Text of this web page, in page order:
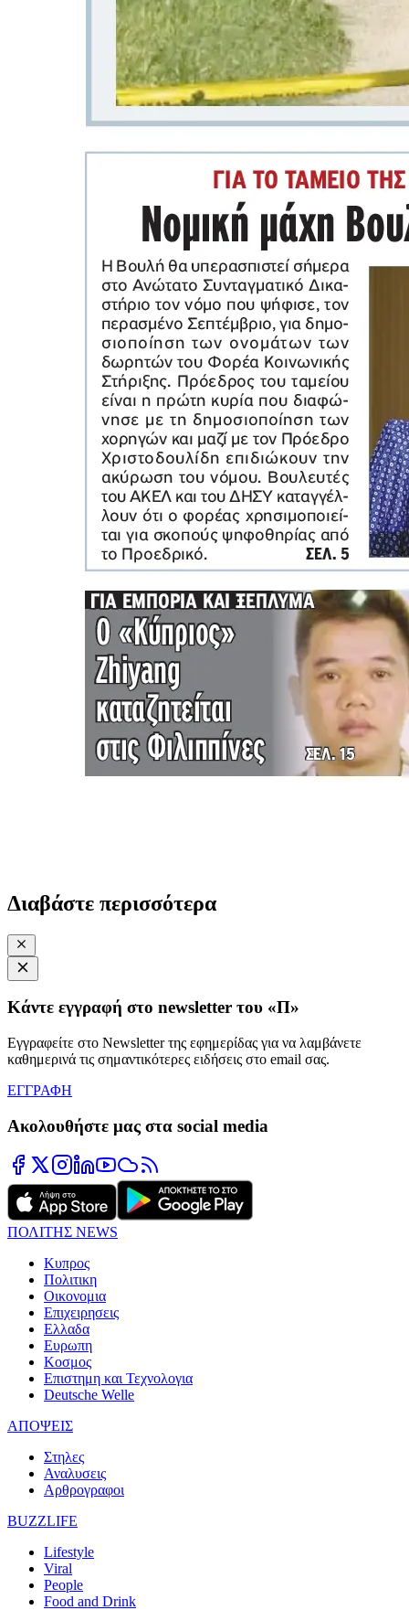
Διαβάστε περισσότερα
Κάντε εγγραφή στο newsletter του «Π»
Εγγραφείτε στο Newsletter της εφημερίδας για να λαμβάνετε
καθημερινά τις σημαντικότερες ειδήσεις στο email σας.
ΕΓΓΡΑΦΗ
Ακολουθήστε μας στα social media
ΠΟΛΙΤΗΣ NEWS
Κυπρος
Πολιτικη
Οικονομια
Επιχειρησεις
Ελλαδα
Ευρωπη
Κοσμος
Επιστημη και Τεχνολογια
Deutsche Welle
ΑΠΟΨΕΙΣ
Στηλες
Αναλυσεις
Αρθρογραφοι
BUZZLIFE
Lifestyle
Viral
People
Food and Drink